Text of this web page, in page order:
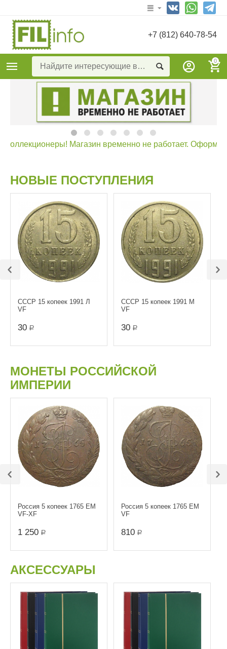
+7 (812) 640-78-54
0
Магазин временно не работает.
НОВЫЕ ПОСТУПЛЕНИЯ
СССР 15 копеек 1991 Л
VF
30 Р
СССР 15 копеек 1991 М
VF
30 Р
МОНЕТЫ РОССИЙСКОЙ
ИМПЕРИИ
Россия 5 копеек 1765 ЕМ
VF-XF
1 250 Р
Россия 5 копеек 1765 ЕМ
VF
810 Р
АКСЕССУАРЫ